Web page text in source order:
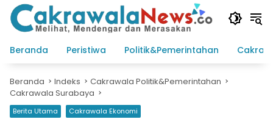
Langsung
konten
Beranda
Peristiwa Politik&Pemerintahan
Beranda Indeks
Cakrawala Politik&Pemerintahan
Cakrawala Surabaya
Berita Utama
Cakrawala Ekonomi